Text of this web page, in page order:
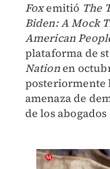
Foxemitió The
Biden: A Mock
American
plataforma de
Nationen
posteriormente
amenaza de
de los